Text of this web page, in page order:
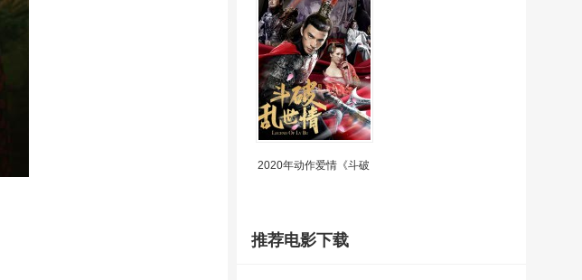
2020年动作爱情《斗破
推荐电影下载